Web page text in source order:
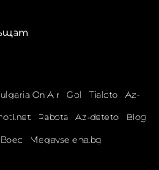
On Air Gol Tialoto
Az-
Rabota Az-deteto
Blog
Boec Megavselena.bg